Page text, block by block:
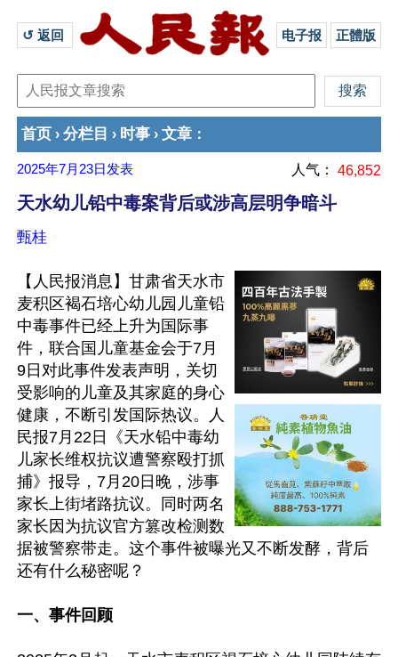
↺ 返回 电子报 正體版
首页 › 分栏目 › 时事 › 文章 ：
2025年7月23日 发表 人气： 46,852
天水幼儿铅中毒案背后或涉高层明争暗斗
甄桂
【人民报消息】甘肃省天水市
麦积区褐石培心幼儿园儿童铅
中毒事件已经上升为国际事
件，联合国儿童基金会于7月
9日对此事件发表声明，关切
受影响的儿童及其家庭的身心
健康，不断引发国际热议。人
民报7月22日《天水铅中毒幼
儿家长维权抗议遭警察殴打抓
捕》报导，7月20日晚，涉事
家长上街堵路抗议。同时两名
家长因为抗议官方篡改检测数
据被警察带走。这个事件被曝光又不断发酵，背后
还有什么秘密呢？
一、事件回顾